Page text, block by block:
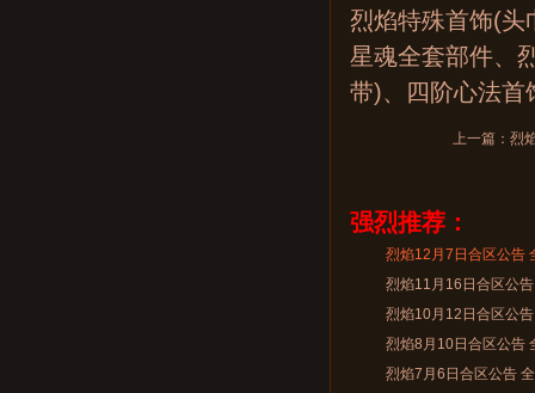
烈焰特殊首饰(头
星魂全套部件、
带)、四阶心法首
上一篇：烈
强烈推荐：
烈焰12月7日合区公告
烈焰11月16日合区公
烈焰10月12日合区公
烈焰8月10日合区公告
烈焰7月6日合区公告